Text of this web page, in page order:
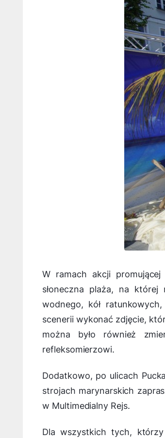
W ramach akcji
słoneczna plaża, na
wodnego, kół
scenerii wykonać zdjęcie,
można było również
refleksomierzowi.
Dodatkowo, po ulicach
strojach marynarskich
w Multimedialny Rejs.
Dla wszystkich tych,